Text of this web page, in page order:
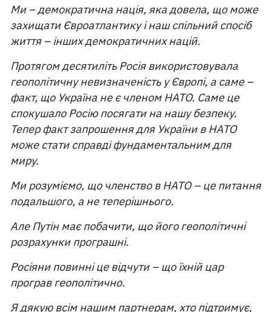
Ми – демократична нація, яка довела, що може
захищати Євроатлантику і наш спільний спосіб
життя – інших демократичних націй.
Протягом десятиліть Росія використовувала
геополітичну невизначеність у Європі, а саме –
факт, що Україна не є членом НАТО. Саме це
спокушало Росію посягати на нашу безпеку.
Тепер факт запрошення для України в НАТО
може стати справді фундаментальним для
миру.
Ми розуміємо, що членство в НАТО – це питання
подальшого, а не теперішнього.
Але Путін має побачити, що його геополітичні
розрахунки програшні.
Росіяни повинні це відчути – що їхній цар
програв геополітично.
Я дякую всім нашим партнерам, хто підтримує,